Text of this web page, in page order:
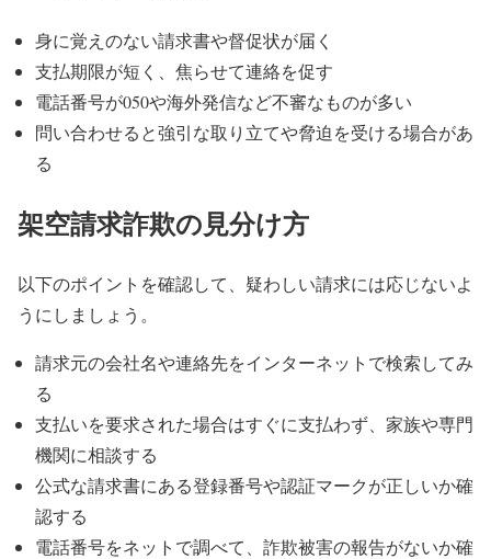
身に覚えのない請求書や督促状が届く
支払期限が短く、焦らせて連絡を促す
電話番号が050や海外発信など不審なものが多い
問い合わせると強引な取り立てや脅迫を受ける場合があ
る
架空請求詐欺の見分け方
以下のポイントを確認して、疑わしい請求には応じないよ
うにしましょう。
請求元の会社名や連絡先をインターネットで検索してみ
る
支払いを要求された場合はすぐに支払わず、家族や専門
機関に相談する
公式な請求書にある登録番号や認証マークが正しいか確
認する
電話番号をネットで調べて、詐欺被害の報告がないか確